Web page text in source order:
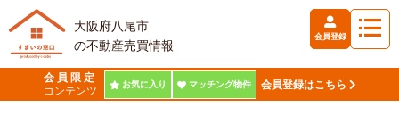
大阪府八尾市
の不動産売買情報
会員登録
会員限定
コンテンツ
お気に入り マッチング物件 会員登録はこちら